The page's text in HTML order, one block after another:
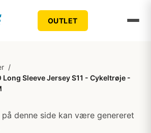
OUTLET
/
Long Sleeve Jersey S11 - Cykeltrøje -
denne side kan være genereret